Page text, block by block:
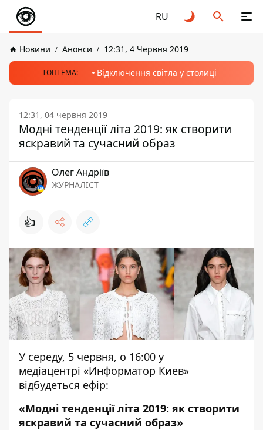
RU
Новини Анонси 12:31, 4 Червня 2019
ТОПТЕМА: Відключення світла у столиці
12:31, 04 червня 2019
Модні тенденції літа 2019: як створити
яскравий та сучасний образ
Олег Андріїв
ЖУРНАЛІСТ
👍
У середу, 5 червня, о 16:00 у
медіацентрі «Информатор Киев»
відбудеться ефір:
«Модні тенденції літа 2019: як створити
яскравий та сучасний образ»